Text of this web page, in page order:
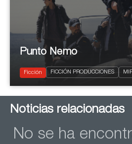
2024 6 x 45'
Thriller
Punto Nemo
Ficción FICCIÓN PRODUCCIONES
Noticias relacionadas
No se ha